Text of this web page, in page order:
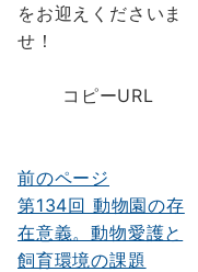
をお迎えくださいま
せ！
コピーURL
投
稿
ナ
前のページ
第134回 動物園の存
在意義。動物愛護と
飼育環境の課題